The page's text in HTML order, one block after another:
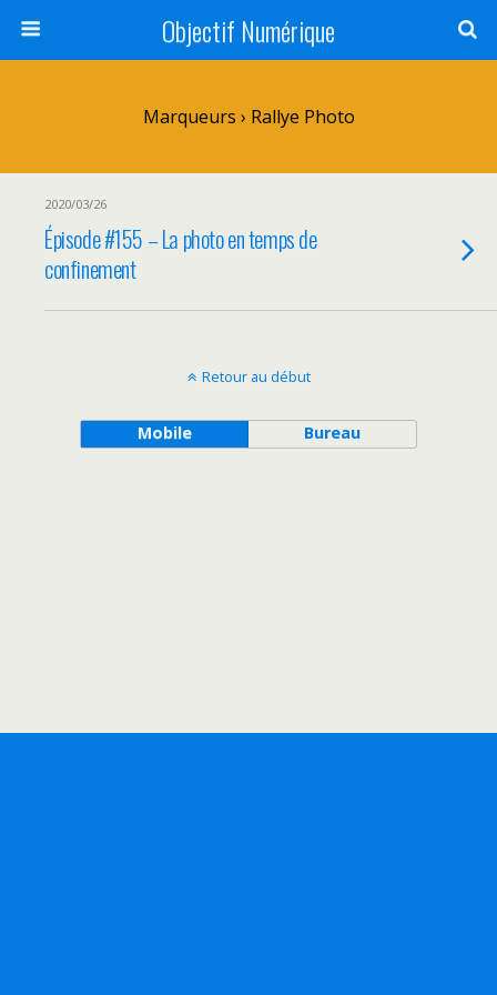
Objectif Numérique
Marqueurs › Rallye Photo
2020/03/26
Épisode #155 – La photo en temps de
confinement
Retour au début
Mobile Bureau